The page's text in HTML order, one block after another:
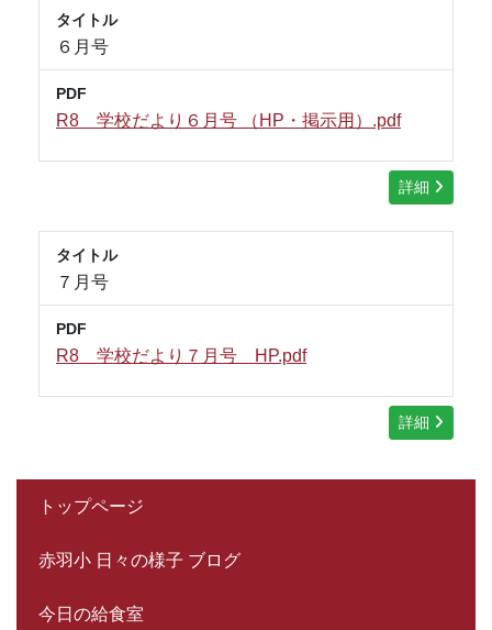
トップページ
赤羽小 日々の様子 ブログ
今日の給食室
タイトル
６月号
PDF
R8 学校だより６月号 （HP・掲示用）.pdf
詳細
タイトル
７月号
PDF
R8 学校だより７月号 HP.pdf
詳細